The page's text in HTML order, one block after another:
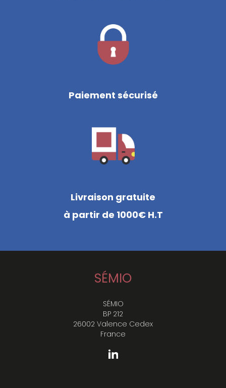
Paiement sécurisé
Livraison gratuite
à partir de 1000€ H.T
SÉMIO
SÉMIO
BP 212
26002 Valence Cedex
France